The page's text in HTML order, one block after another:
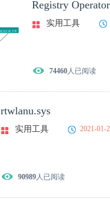
Registry Operator
实用工具
74460人已阅读
rtwlanu.sys
实用工具 2021-01-
90989人已阅读